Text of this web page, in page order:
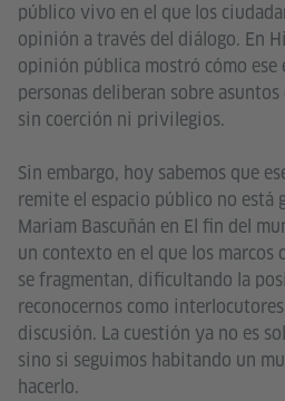
público vivo en el que los
opinión a través del diálogo. En
opinión pública mostró cómo ese
personas deliberan sobre
sin coerción ni privilegios.
Sin embargo, hoy sabemos que
remite el espacio público no está
Mariam Bascuñán en El fin del
un contexto en el que los marcos
se fragmentan, dificultando la
reconocernos como
discusión. La cuestión ya no es
sino si seguimos habitando un
hacerlo.